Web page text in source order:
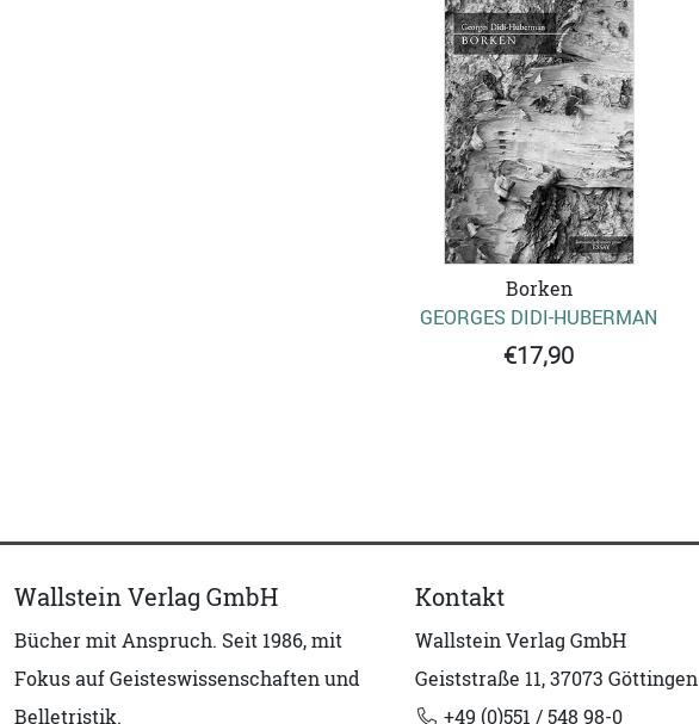
Borken
GEORGES DIDI-HUBERMAN
€17,90
Wallstein Verlag GmbH
Bücher mit Anspruch. Seit 1986, mit
Fokus auf Geisteswissenschaften und
Belletristik.
Kontakt
Wallstein Verlag GmbH
Geiststraße 11, 37073 Göttingen
+49 (0)551 / 548 98-0